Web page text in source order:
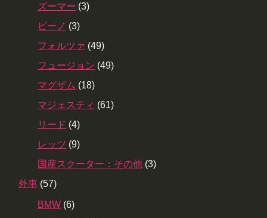
ズーマー (3)
ビーノ (3)
フォルツァ (49)
フュージョン (49)
マグザム (18)
マジェスティ (61)
リード (4)
レッツ (9)
国産スクーター：その他 (3)
外車 (57)
BMW (6)